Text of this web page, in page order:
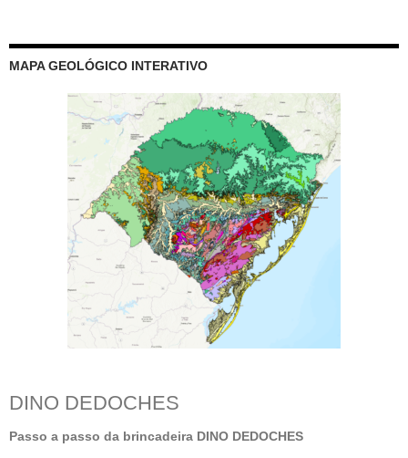
MAPA GEOLÓGICO INTERATIVO
DINO DEDOCHES
Passo a passo da brincadeira DINO DEDOCHES